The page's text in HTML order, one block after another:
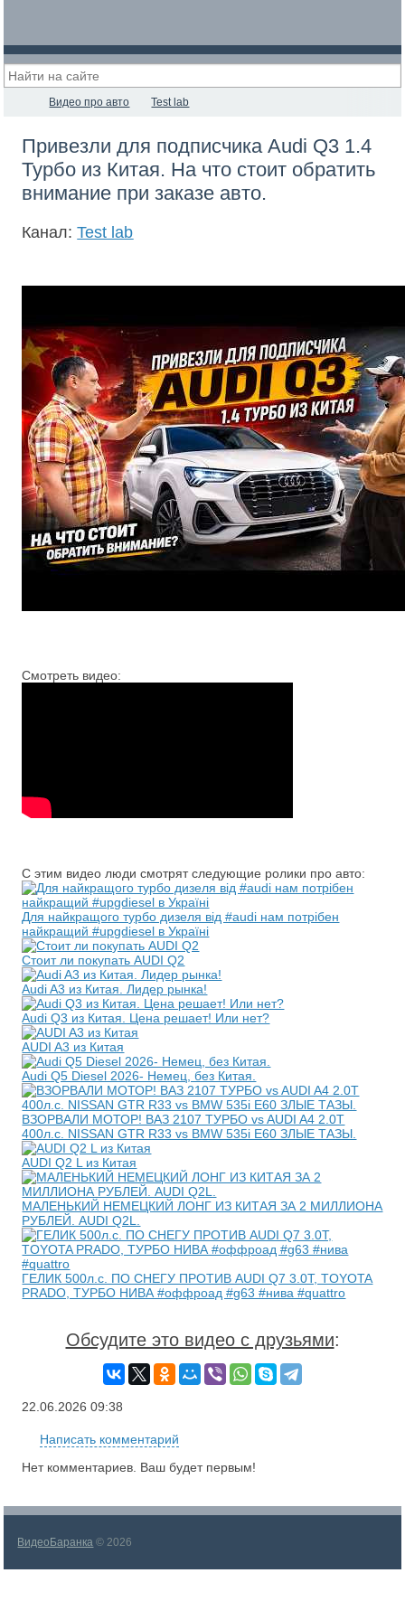
Видео про авто Test lab
Привезли для подписчика Audi Q3 1.4
Турбо из Китая. На что стоит обратить
внимание при заказе авто.
Канал:Test lab
Смотреть видео:
С этим видео люди смотрят следующие ролики про авто:
Для найкращого турбо дизеля від #audi нам потрібен
найкращий #upgdiesel в Україні
Стоит ли покупать AUDI Q2
Audi A3 из Китая. Лидер рынка!
Audi Q3 из Китая. Цена решает! Или нет?
AUDI A3 из Китая
Audi Q5 Diesel 2026- Немец, без Китая.
ВЗОРВАЛИ МОТОР! ВАЗ 2107 ТУРБО vs AUDI A4 2.0T
400л.с. NISSAN GTR R33 vs BMW 535i E60 ЗЛЫЕ ТАЗЫ.
AUDI Q2 L из Китая
МАЛЕНЬКИЙ НЕМЕЦКИЙ ЛОНГ ИЗ КИТАЯ ЗА 2 МИЛЛИОНА
РУБЛЕЙ. AUDI Q2L.
ГЕЛИК 500л.с. ПО СНЕГУ ПРОТИВ AUDI Q7 3.0T, TOYOTA
PRADO, ТУРБО НИВА #оффроад #g63 #нива #quattro
Обсудите это видео с друзьями:
22.06.2026 09:38
Написать комментарий
Нет комментариев. Ваш будет первым!
ВидеоБаранка © 2026